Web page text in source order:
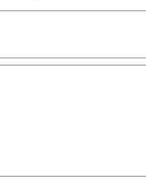
beschikbaar zijn,